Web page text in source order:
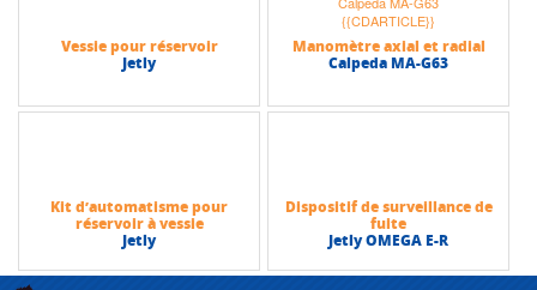
Les réservoirs sont prégonflés en usine. En général, la pression de
gonflage du réservoir doit se situer légèrement au-dessous de la pression
d'enclenchement du contacteur-mano (environ 200 grammes / 0,2 bars)
PRESSION DE GONFLAGE DU RÉSERVOIR
Vessie pour réservoir
Jetly
Manomètre axial et radial
Calpeda MA-G63
Kit d’automatisme pour
réservoir à vessie
Jetly
Dispositif de surveillance de
fuite
Jetly OMEGA E-R